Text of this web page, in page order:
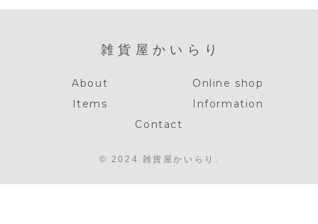
雑貨屋かいらり
About
Online shop
Items
Information
Contact
© 2024 雑貨屋かいらり.